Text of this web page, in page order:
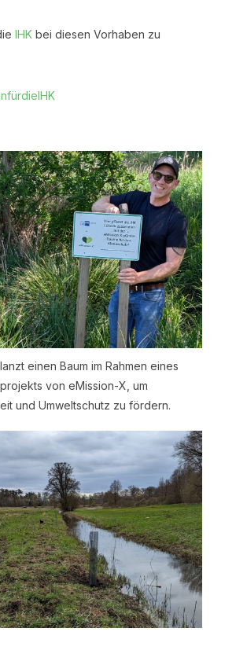
IHKbei diesen Vorhaben zu
einen Baum im Rahmen eines
von eMission-X, um
und Umweltschutz zu fördern.